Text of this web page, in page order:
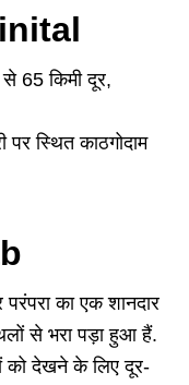
65 किमी दूर,
पर स्थित काठगोदाम
का एक शानदार
से भरा पड़ा हुआ हैं.
को देखने के लिए दूर-